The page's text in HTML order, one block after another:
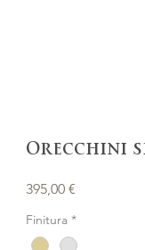
Orecchini
395,00 €
Finitura *